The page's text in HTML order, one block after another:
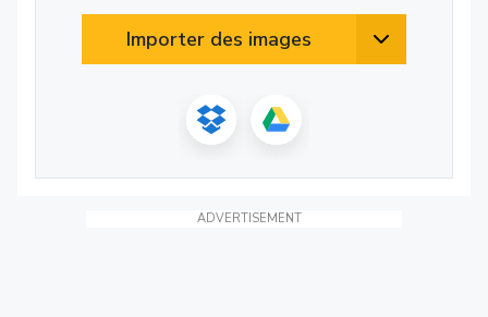
Importer des images
ADVERTISEMENT